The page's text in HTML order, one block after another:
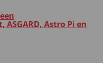
Astro Pi en